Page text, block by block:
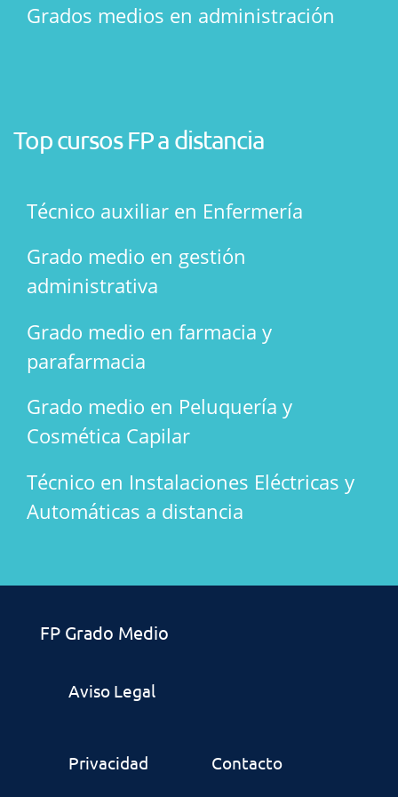
Grados medios en administración
Top cursos FP a distancia
Técnico auxiliar en Enfermería
Grado medio en gestión
administrativa
Grado medio en farmacia y
parafarmacia
Grado medio en Peluquería y
Cosmética Capilar
Técnico en Instalaciones Eléctricas y
Automáticas a distancia
FP Grado Medio
Aviso Legal
Privacidad Contacto